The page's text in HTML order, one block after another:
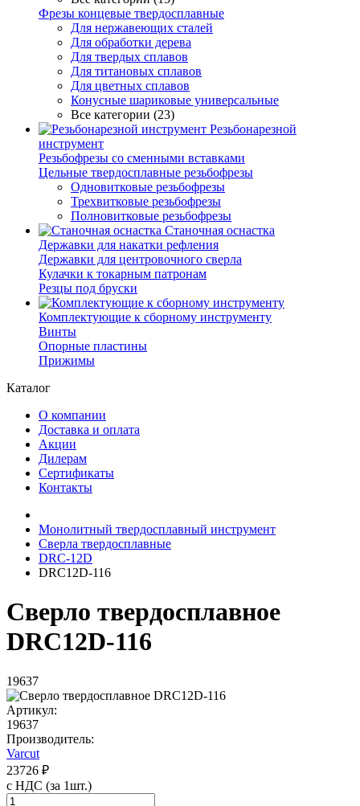
Фрезы концевые твердосплавные
Для нержавеющих сталей
Для обработки дерева
Для твердых сплавов
Для титановых сплавов
Для цветных сплавов
Конусные шариковые универсальные
Все категории (23)
Резьбонарезной
инструмент
Резьбофрезы со сменными вставками
Цельные твердосплавные резьбофрезы
Одновитковые резьбофрезы
Трехвитковые резьбофрезы
Полновитковые резьбофрезы
Станочная оснастка
Державки для накатки рефления
Державки для центровочного сверла
Кулачки к токарным патронам
Резцы под бруски
Комплектующие к сборному инструменту
Винты
Опорные пластины
Прижимы
Каталог
О компании
Доставка и оплата
Акции
Дилерам
Сертификаты
Контакты
Монолитный твердосплавный инструмент
Сверла твердосплавные
DRC-12D
DRC12D-116
Сверло твердосплавное
DRC12D-116
19637
Артикул:
19637
Производитель:
Varcut
23726 ₽
с НДС (за 1шт.)